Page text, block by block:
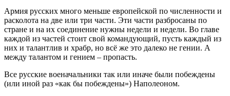
Армия русских много меньше европейской по численности и
расколота на две или три части. Эти части разбросаны по
стране и на их соединение нужны недели и недели. Во главе
каждой из частей стоит свой командующий, пусть каждый из
них и талантлив и храбр, но всё же это далеко не гении. А
между талантом и гением – пропасть.
Все русские военачальники так или иначе были побеждены
(или иной раз «как бы побеждены») Наполеоном.